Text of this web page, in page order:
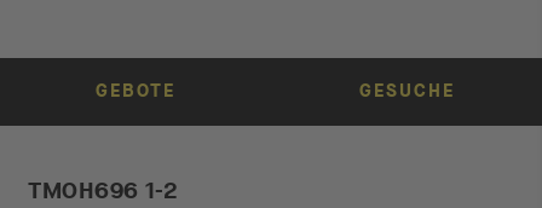
GEBOTE GESUCHE
TMOH696 1-2